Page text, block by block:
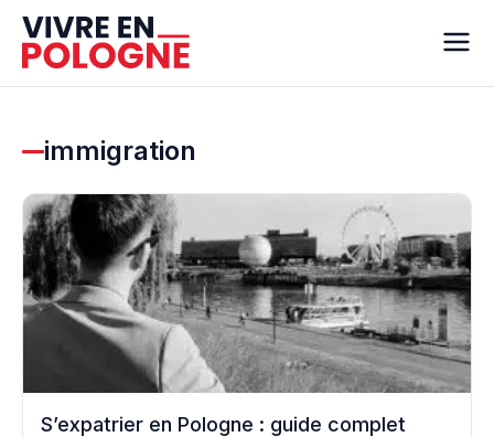
immigration
S’expatrier en Pologne : guide complet